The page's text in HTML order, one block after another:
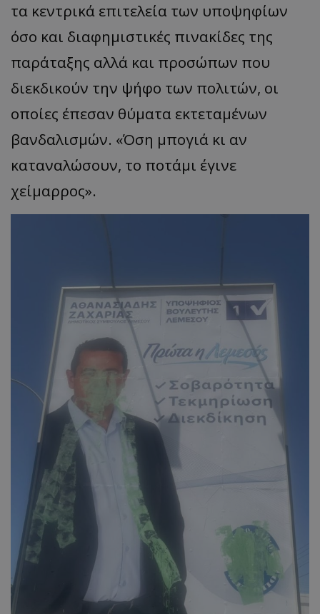
τα κεντρικά επιτελεία των υποψηφίων
όσο και διαφημιστικές πινακίδες της
παράταξης αλλά και προσώπων που
διεκδικούν την ψήφο των πολιτών, οι
οποίες έπεσαν θύματα εκτεταμένων
βανδαλισμών. ​«Όση μπογιά κι αν
καταναλώσουν, το ποτάμι έγινε
χείμαρρος».